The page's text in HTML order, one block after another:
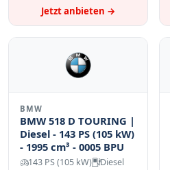
Jetzt anbieten →
BMW
BMW 518 D TOURING |
Diesel - 143 PS (105 kW)
- 1995 cm³ - 0005 BPU
143 PS (105 kW) Diesel